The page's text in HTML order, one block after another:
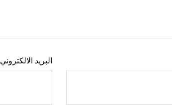
البريد الالكتروني